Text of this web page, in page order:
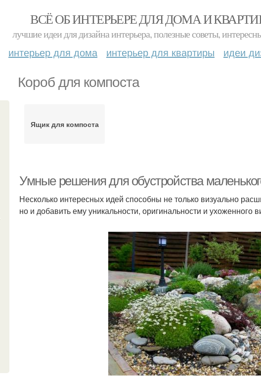
ВСЁ ОБ ИНТЕРЬЕРЕ ДЛЯ ДОМА И
лучшие идеи для дизайна интерьера, полезные советы,
интерьер для дома интерьер для квартиры идеи
Короб для компоста
Ящик для компоста
Умные решения для обустройства
Несколько интересных идей способны не только визуально
но и добавить ему уникальности, оригинальности и ухоженного